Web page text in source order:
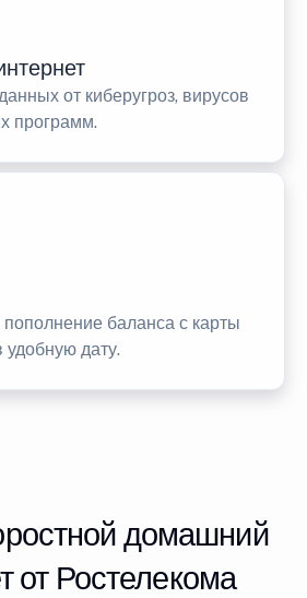
от киберугроз, вирусов
программ.
баланса с карты
удобную дату.
домашний
от Ростелекома